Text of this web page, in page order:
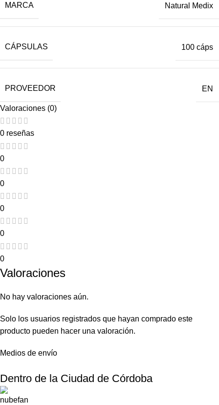
MARCA Natural Medix
CÁPSULAS 100 cáps
PROVEEDOR EN
Valoraciones (0)
0 reseñas
0
0
0
0
0
Valoraciones
No hay valoraciones aún.
Solo los usuarios registrados que hayan comprado este
producto pueden hacer una valoración.
Medios de envío
Dentro de la Ciudad de Córdoba